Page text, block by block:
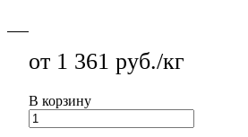
от 1 361 руб./кг
В корзину